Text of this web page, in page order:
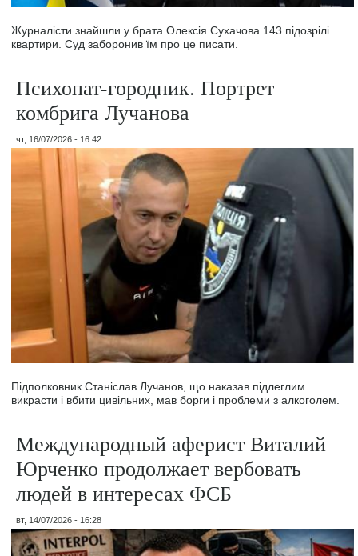
Журналісти знайшли у брата Олексія Сухачова 143 підозрілі
квартири. Суд заборонив їм про це писати.
Психопат-городник. Портрет
комбрига Лучанова
чт, 16/07/2026 - 16:42
Підполковник Станіслав Лучанов, що наказав підлеглим
викрасти і вбити цивільних, мав борги і проблеми з алкоголем.
Международный аферист Виталий
Юрченко продолжает вербовать
людей в интересах ФСБ
вт, 14/07/2026 - 16:28